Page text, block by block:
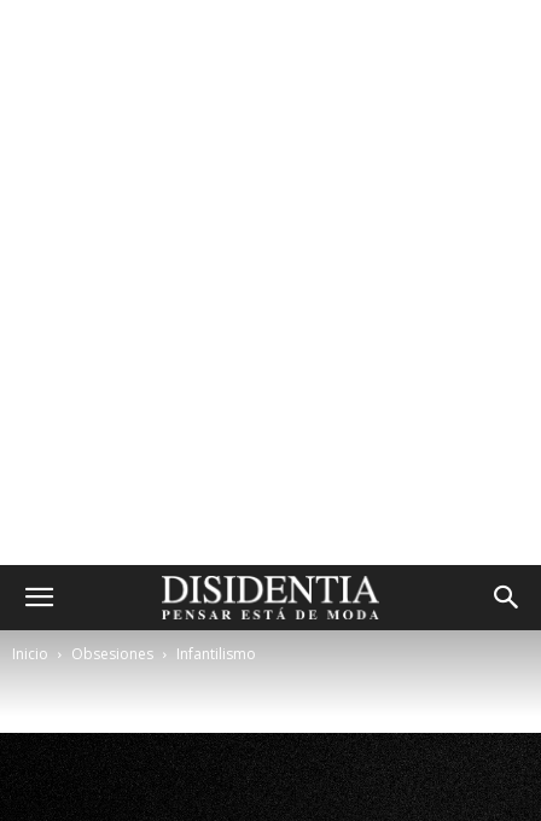
Inicio Obsesiones Infantilismo